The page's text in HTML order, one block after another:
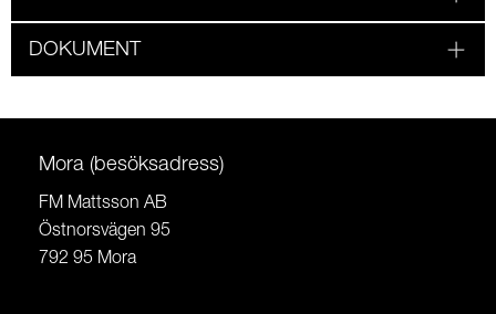
DOKUMENT
Mora (besöksadress)
FM Mattsson AB
Östnorsvägen 95
792 95 Mora